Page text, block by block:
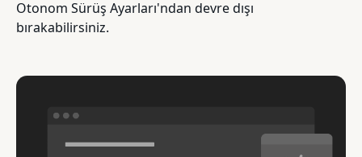
Otonom Sürüş Ayarları'ndan devre dışı
bırakabilirsiniz.